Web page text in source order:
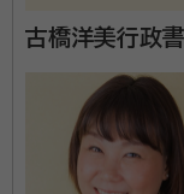
小坂井駅 牛久
三河一宮駅 長
新城駅 東新町
古橋洋美行政